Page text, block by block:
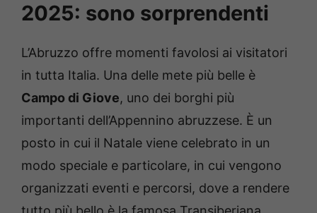
2025: sono sorprendenti
L’Abruzzo offre momenti favolosi ai visitatori
in tutta Italia. Una delle mete più belle è
Campo di Giove, uno dei borghi più
importanti dell’Appennino abruzzese. È un
posto in cui il Natale viene celebrato in un
modo speciale e particolare, in cui vengono
organizzati eventi e percorsi, dove a rendere